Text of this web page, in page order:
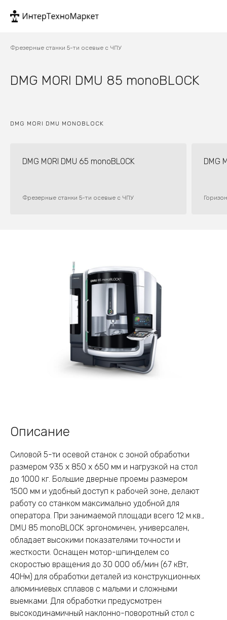
Фрезерные станки 5-ти осевые с ЧПУ
DMG MORI DMU 85 monoBLOCK
DMG MORI DMU MONOBLOCK
DMG MORI DMU 65 monoBLOCK
Фрезерные станки 5-ти осевые с ЧПУ
DMG
Описание
Силовой 5-ти осевой станок с зоной обработки
размером 935 х 850 х 650 мм и нагрузкой на стол
до 1000 кг. Большие дверные проемы размером
1500 мм и удобный доступ к рабочей зоне, делают
работу со станком максимально удобной для
оператора. При занимаемой площади всего 12 м.кв.,
DMU 85 monoBLOCK эргономичен, универсален,
обладает высокими показателями точности и
жесткости. Оснащен мотор-шпинделем со
скоростью вращения до 30 000 об/мин (67 кВт,
40Нм) для обработки деталей из конструкционных
алюминиевых сплавов с малыми и сложными
выемками. Для обработки предусмотрен
высокодинамичный наклонно-поворотный стол с